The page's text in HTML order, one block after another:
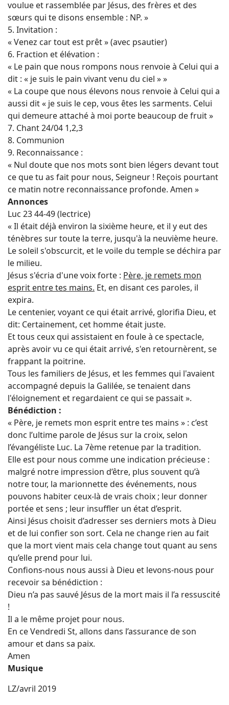
voulue et rassemblée par Jésus, des frères et des
sœurs qui te disons ensemble : NP. »
5. Invitation :
« Venez car tout est prêt » (avec psautier)
6. Fraction et élévation :
« Le pain que nous rompons nous renvoie à Celui qui a
dit : « je suis le pain vivant venu du ciel » »
« La coupe que nous élevons nous renvoie à Celui qui a
aussi dit « je suis le cep, vous êtes les sarments. Celui
qui demeure attaché à moi porte beaucoup de fruit »
7. Chant 24/04 1,2,3
8. Communion
9. Reconnaissance :
« Nul doute que nos mots sont bien légers devant tout
ce que tu as fait pour nous, Seigneur ! Reçois pourtant
ce matin notre reconnaissance profonde. Amen »
Annonces
Luc 23 44-49 (lectrice)
« Il était déjà environ la sixième heure, et il y eut des
ténèbres sur toute la terre, jusqu'à la neuvième heure.
Le soleil s'obscurcit, et le voile du temple se déchira par
le milieu.
Jésus s'écria d'une voix forte : Père, je remets mon
esprit entre tes mains. Et, en disant ces paroles, il
expira.
Le centenier, voyant ce qui était arrivé, glorifia Dieu, et
dit: Certainement, cet homme était juste.
Et tous ceux qui assistaient en foule à ce spectacle,
après avoir vu ce qui était arrivé, s'en retournèrent, se
frappant la poitrine.
Tous les familiers de Jésus, et les femmes qui l'avaient
accompagné depuis la Galilée, se tenaient dans
l'éloignement et regardaient ce qui se passait ».
Bénédiction :
« Père, je remets mon esprit entre tes mains » : c’est
donc l’ultime parole de Jésus sur la croix, selon
l’évangéliste Luc. La 7ème retenue par la tradition.
Elle est pour nous comme une indication précieuse :
malgré notre impression d’être, plus souvent qu’à
notre tour, la marionnette des événements, nous
pouvons habiter ceux-là de vrais choix ; leur donner
portée et sens ; leur insuffler un état d’esprit.
Ainsi Jésus choisit d’adresser ses derniers mots à Dieu
et de lui confier son sort. Cela ne change rien au fait
que la mort vient mais cela change tout quant au sens
qu’elle prend pour lui.
Confions-nous nous aussi à Dieu et levons-nous pour
recevoir sa bénédiction :
Dieu n’a pas sauvé Jésus de la mort mais il l’a ressuscité
!
Il a le même projet pour nous.
En ce Vendredi St, allons dans l’assurance de son
amour et dans sa paix.
Amen
Musique
LZ/avril 2019